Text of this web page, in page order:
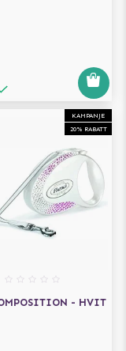
KAMPANJE
20% RABATT
- HVIT